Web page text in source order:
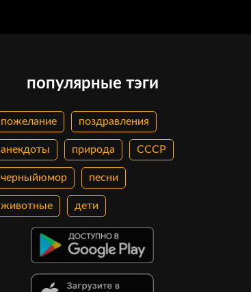
популярные тэги
пожелание поздравления
анекдоты природа СССР
черныйюмор песни
животные дети